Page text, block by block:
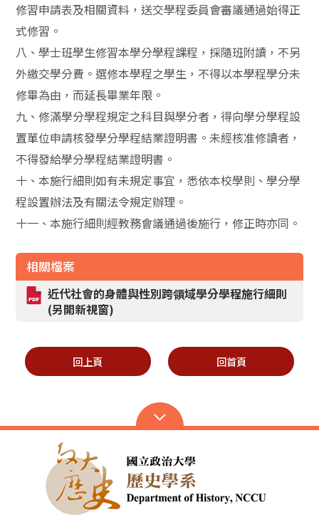
修習申請表及相關資料，送交學程委員會審議通過始得正
式修習。
八、學士班學生修習本學分學程課程，採隨班附讀，不另
外繳交學分費。選修本學程之學生，不得以本學程學分未
修畢為由，而延長畢業年限。
九、修滿學分學程規定之科目與學分者，得向學分學程設
置單位申請核發學分學程結業證明書。未經核准修讀者，
不得發給學分學程結業證明書。
十、本施行細則如有未規定事宜，悉依本校學則、學分學
程設置辦法及有關法令規定辦理。
十一、本施行細則經教務會議通過後施行，修正時亦同。
相關檔案
近代社會的身體與性別跨領域學分學程施行細則
(另開新視窗)
回上頁 回首頁